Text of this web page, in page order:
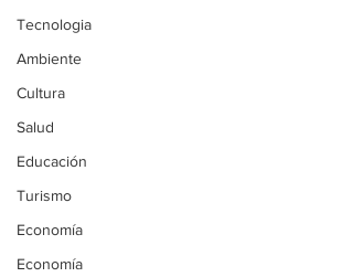
Tecnologia
Ambiente
Cultura
Salud
Educación
Turismo
Economía
Economía